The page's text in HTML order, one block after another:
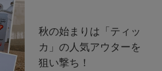
秋の始まりは「ティッ
カ」の人気アウターを
狙い撃ち！